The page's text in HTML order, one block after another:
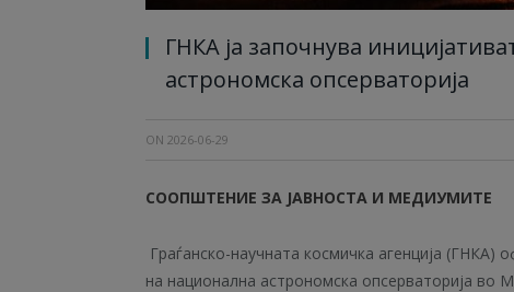
ГНКА ја започнува
астрономска опсерваторија
ON 2026-06-29
СООПШТЕНИЕ ЗА ЈАВНОСТА И МЕДИУМИТЕ
Граѓанско-научната космичка агенција (ГНКА)
на национална астрономска опсерваторија во